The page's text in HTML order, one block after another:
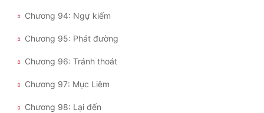
Chương 94: Ngự kiếm
Chương 95: Phát đường
Chương 96: Tránh thoát
Chương 97: Mục Liêm
Chương 98: Lại đến